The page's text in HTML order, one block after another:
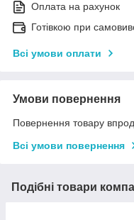
Оплата на рахунок
Готівкою при
Всі умови оплати
Умови повернення
Повернення товару
Всі умови повернення
Подібні товари